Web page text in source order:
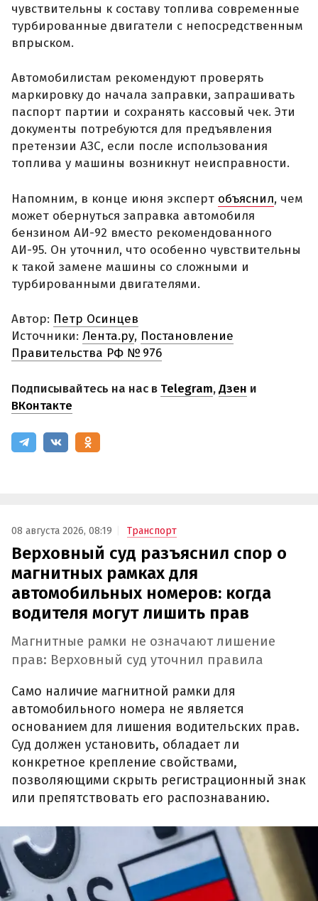
чувствительны к составу топлива современные
турбированные двигатели с непосредственным
впрыском.
Автомобилистам рекомендуют проверять
маркировку до начала заправки, запрашивать
паспорт партии и сохранять кассовый чек. Эти
документы потребуются для предъявления
претензии АЗС, если после использования
топлива у машины возникнут неисправности.
Напомним, в конце июня эксперт объяснил, чем
может обернуться заправка автомобиля
бензином АИ-92 вместо рекомендованного
АИ-95. Он уточнил, что особенно чувствительны
к такой замене машины со сложными и
турбированными двигателями.
Автор: Петр Осинцев
Источники: Лента.ру, Постановление
Правительства РФ № 976
Подписывайтесь на нас в Telegram,Дзен и
ВКонтакте
08 августа 2026, 08:19 Транспорт
Верховный суд разъяснил спор о
магнитных рамках для
автомобильных номеров: когда
водителя могут лишить прав
Магнитные рамки не означают лишение
прав: Верховный суд уточнил правила
Само наличие магнитной рамки для
автомобильного номера не является
основанием для лишения водительских прав.
Суд должен установить, обладает ли
конкретное крепление свойствами,
позволяющими скрыть регистрационный знак
или препятствовать его распознаванию.